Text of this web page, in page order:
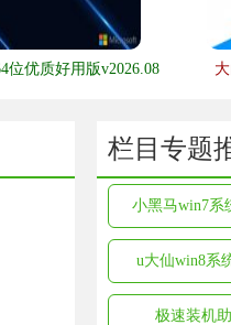
位优质好用版v2026.08
栏目专题
小黑马win7系
u大仙win8系
极速装机